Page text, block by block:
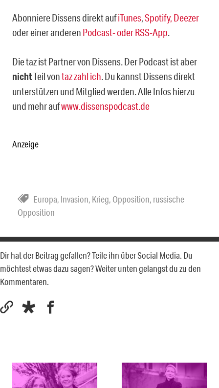
Abonniere Dissens direkt aufiTunes,Spotify, Deezer
oder einer anderen Podcast- oder RSS-App.
Die taz ist Partner von Dissens. Der Podcast ist aber
nichtTeil vontaz zahl ich. Du kannst Dissens direkt
unterstützen und Mitglied werden. Alle Infos hierzu
und mehr aufwww.dissenspodcast.de
Anzeige
Europa, Invasion, Krieg, Opposition, russische
Opposition
Dir hat der Beitrag gefallen? Teile ihn über Social Media. Du
möchtest etwas dazu sagen? Weiter unten gelangst du zu den
Kommentaren.